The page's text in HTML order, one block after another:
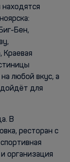
Бен,
Краевая
любой вкус, а
для
В
ресторан с
организация